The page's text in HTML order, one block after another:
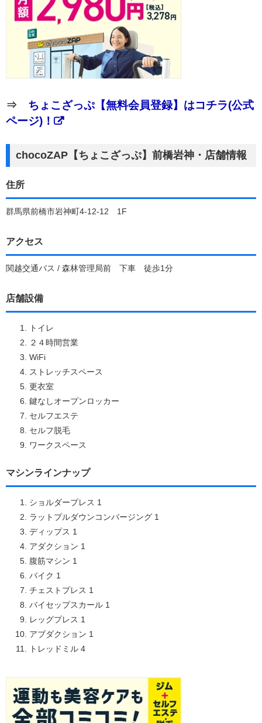
⇒ ちょこざっぷ【無料会員登録】はコチラ(公式
ページ)！
chocoZAP【ちょこざっぷ】前橋岩神・店舗情報
住所
群馬県前橋市岩神町4-12-12 1F
アクセス
関越交通バス / 森林管理局前 下車 徒歩1分
店舗設備
トイレ
２４時間営業
WiFi
ストレッチスペース
更衣室
鍵なしオープンロッカー
セルフエステ
セルフ脱毛
ワークスペース
マシンラインナップ
ショルダープレス 1
ラットプルダウンコンバージング 1
ディップス 1
アダクション 1
腹筋マシン 1
バイク 1
チェストプレス 1
バイセップスカール 1
レッグプレス 1
アブダクション 1
トレッドミル 4